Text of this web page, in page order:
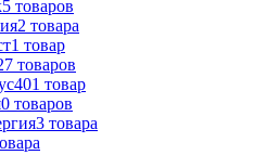
5 товаров
2 товара
1 товар
товаров
401 товар
0 товаров
3 товара